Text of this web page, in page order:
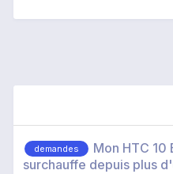
demandes
Mon HTC
surchauffe depuis plus